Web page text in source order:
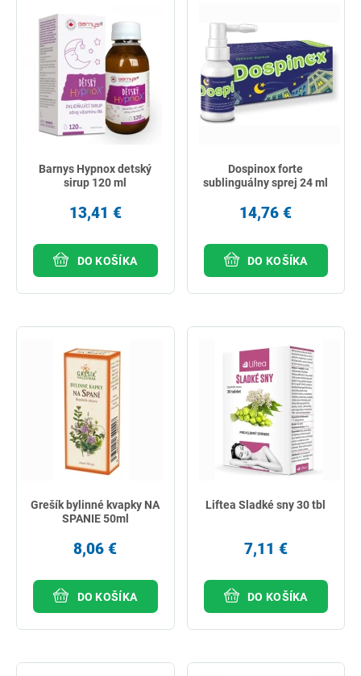
Barnys Hypnox detský
sirup 120 ml
13,41 €
DO KOŠÍKA
Dospinox forte
sublinguálny sprej 24 ml
14,76 €
DO KOŠÍKA
Grešík bylinné kvapky NA
SPANIE 50ml
8,06 €
DO KOŠÍKA
Liftea Sladké sny 30 tbl
7,11 €
DO KOŠÍKA